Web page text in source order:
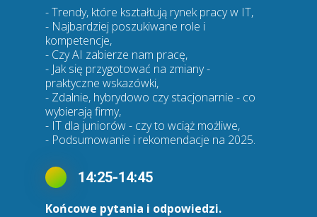
- Trendy, które kształtują rynek pracy w IT,
- Najbardziej poszukiwane role i
kompetencje,
- Czy AI zabierze nam pracę,
- Jak się przygotować na zmiany -
praktyczne wskazówki,
- Zdalnie, hybrydowo czy stacjonarnie - co
wybierają firmy,
- IT dla juniorów - czy to wciąż możliwe,
- Podsumowanie i rekomendacje na 2025.
14:25-14:45
Końcowe pytania i odpowiedzi.